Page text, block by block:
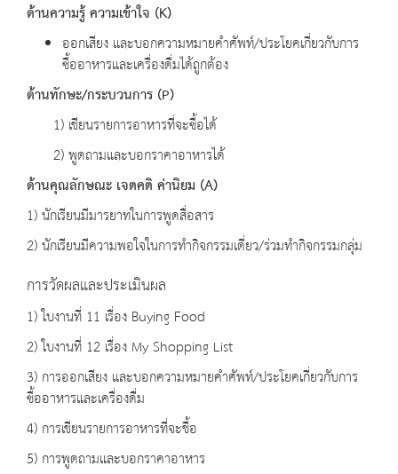
ด้านความรู้ ความเข้าใจ (K)
ออกเสียง และบอกความหมายคำศัพท์/ประโยคเกี่ยวกับการ
ซื้ออาหารและเครื่องดื่มได้ถูกต้อง
ด้านทักษะ/กระบวนการ (P)
1) เขียนรายการอาหารที่จะซื้อได้
2) พูดถามและบอกราคาอาหารได้
ด้านคุณลักษณะ เจตคติ ค่านิยม (A)
1) นักเรียนมีมารยาทในการพูดสื่อสาร
2) นักเรียนมีความพอใจในการทำกิจกรรมเดี่ยว/ร่วมทำกิจกรรมกลุ่ม
การวัดผลและประเมินผล
1) ใบงานที่ 11 เรื่อง Buying Food
2) ใบงานที่ 12 เรื่อง My Shopping List
3) การออกเสียง และบอกความหมายคำศัพท์/ประโยคเกี่ยวกับการ
ซื้ออาหารและเครื่องดื่ม
4) การเขียนรายการอาหารที่จะชื้อ
5) การพูดถามและบอกราคาอาหาร